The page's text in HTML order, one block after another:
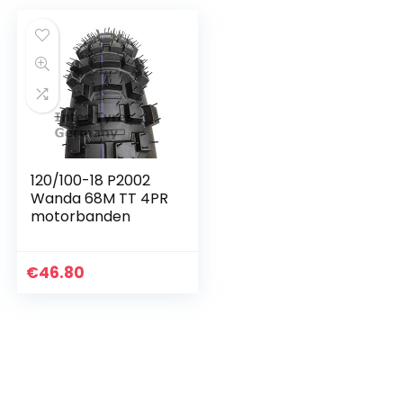
120/100-18 P2002
Wanda 68M TT 4PR
motorbanden
€46.80